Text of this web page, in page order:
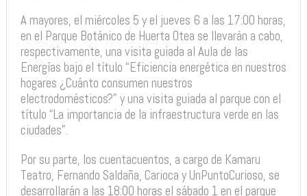
A mayores, el miércoles 5 y el jueves 6 a las 17:00 horas,
en el Parque Botánico de Huerta Otea se llevarán a cabo,
respectivamente, una visita guiada al Aula de las
Energías bajo el título “Eficiencia energética en nuestros
hogares ¿Cuánto consumen nuestros
electrodomésticos?” y una visita guiada al parque con el
título “La importancia de la infraestructura verde en las
ciudades”.
Por su parte, los cuentacuentos, a cargo de Kamaru
Teatro, Fernando Saldaña, Carioca y UnPuntoCurioso, se
desarrollarán a las 18:00 horas el sábado 1 en el parque